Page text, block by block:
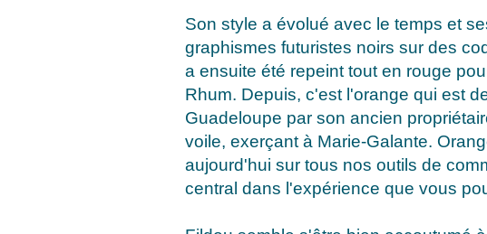
Son style a évolué avec le temps et
graphismes futuristes noirs sur des
a ensuite été repeint tout en rouge
Rhum. Depuis, c'est l'orange qui est
Guadeloupe par son ancien
voile, exerçant à Marie-Galante.
aujourd'hui sur tous nos outils de
central dans l'expérience que vous